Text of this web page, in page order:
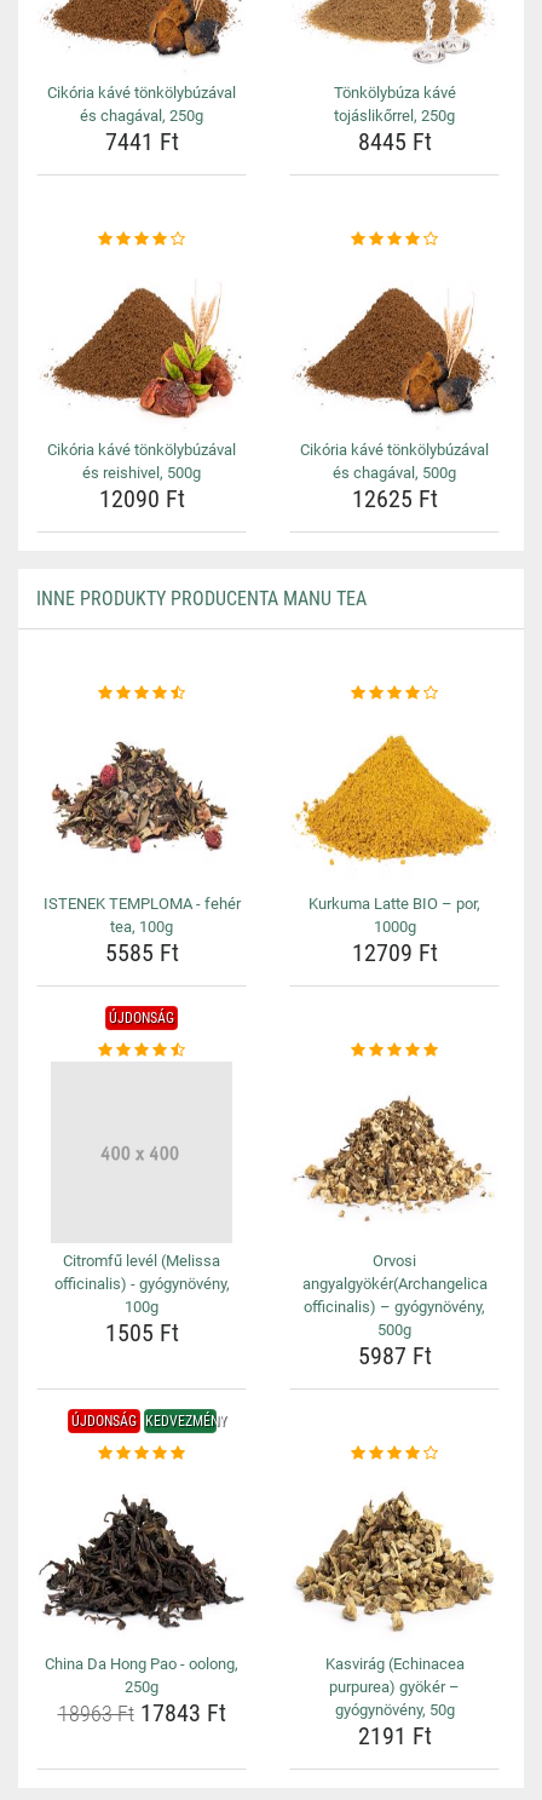
Cikória kávé tönkölybúzával
és chagával, 250g
7441 Ft
Tönkölybúza kávé
tojáslikőrrel, 250g
8445 Ft
Cikória kávé tönkölybúzával
és reishivel, 500g
12090 Ft
Cikória kávé tönkölybúzával
és chagával, 500g
12625 Ft
INNE PRODUKTY PRODUCENTA MANU TEA
ISTENEK TEMPLOMA - fehér
tea, 100g
5585 Ft
Kurkuma Latte BIO – por,
1000g
12709 Ft
ÚJDONSÁG
Citromfű levél (Melissa
officinalis) - gyógynövény,
100g
1505 Ft
Orvosi
angyalgyökér(Archangelica
officinalis) – gyógynövény,
500g
5987 Ft
ÚJDONSÁG KEDVEZMÉNY
China Da Hong Pao - oolong,
250g
18963 Ft17843 Ft
Kasvirág (Echinacea
purpurea) gyökér –
gyógynövény, 50g
2191 Ft